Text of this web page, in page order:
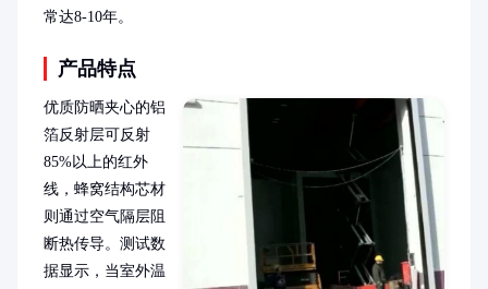
常达8-10年。
产品特点
优质防晒夹心的铝
箔反射层可反射
85%以上的红外
线，蜂窝结构芯材
则通过空气隔层阻
断热传导。测试数
据显示，当室外温